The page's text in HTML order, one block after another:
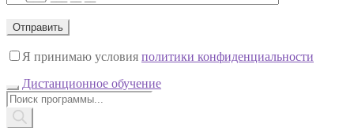
Я принимаю условия политики конфиденциальности
Дистанционное обучение
Поиск
товаров